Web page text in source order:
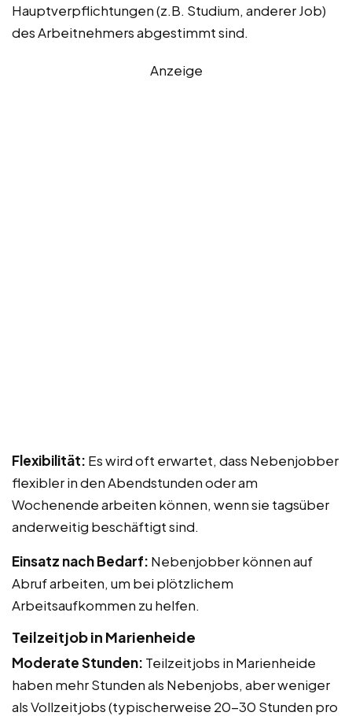
Hauptverpflichtungen (z.B. Studium, anderer Job)
des Arbeitnehmers abgestimmt sind.
Anzeige
Flexibilität: Es wird oft erwartet, dass Nebenjobber
flexibler in den Abendstunden oder am
Wochenende arbeiten können, wenn sie tagsüber
anderweitig beschäftigt sind.
Einsatz nach Bedarf: Nebenjobber können auf
Abruf arbeiten, um bei plötzlichem
Arbeitsaufkommen zu helfen.
Teilzeitjob in Marienheide
Moderate Stunden: Teilzeitjobs in Marienheide
haben mehr Stunden als Nebenjobs, aber weniger
als Vollzeitjobs (typischerweise 20-30 Stunden pro